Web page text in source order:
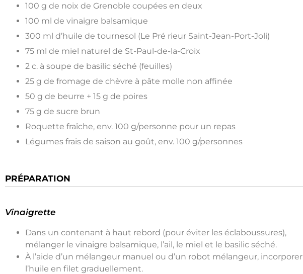
100 g de noix de Grenoble coupées en deux
100 ml de vinaigre balsamique
300 ml d’huile de tournesol (Le Pré rieur Saint-Jean-Port-Joli)
75 ml de miel naturel de St-Paul-de-la-Croix
2 c. à soupe de basilic séché (feuilles)
25 g de fromage de chèvre à pâte molle non affinée
50 g de beurre + 15 g de poires
75 g de sucre brun
Roquette fraîche, env. 100 g/personne pour un repas
Légumes frais de saison au goût, env. 100 g/personnes
PRÉPARATION
Vinaigrette
Dans un contenant à haut rebord (pour éviter les éclaboussures),
mélanger le vinaigre balsamique, l’ail, le miel et le basilic séché.
À l’aide d’un mélangeur manuel ou d’un robot mélangeur, incorporer
l’huile en filet graduellement.